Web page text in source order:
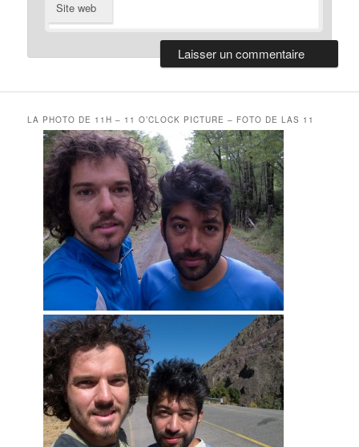
Site web
LA PHOTO DE 11H – 11 O’CLOCK PICTURE – FOTO DE LAS 11